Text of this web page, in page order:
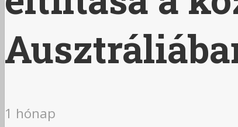
1 hónap